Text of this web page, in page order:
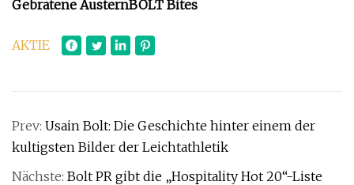
Gebratene AusternBOLT Bites
AKTIE
Prev: Usain Bolt: Die Geschichte hinter einem der
kultigsten Bilder der Leichtathletik
Nächste: Bolt PR gibt die „Hospitality Hot 20“-Liste